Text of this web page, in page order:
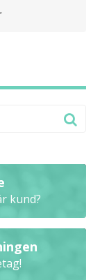
kund?